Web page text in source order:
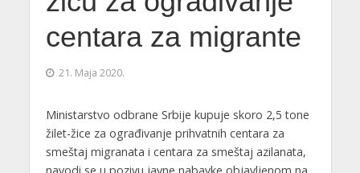
centara za migrante
21. Maja 2020.
Ministarstvo odbrane Srbije kupuje skoro 2,5 tone
žilet-žice za ograđivanje prihvatnih centara za
smeštaj migranata i centara za smeštaj azilanata,